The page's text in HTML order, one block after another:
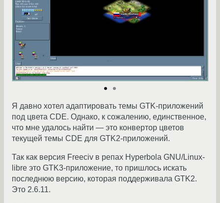
Я давно хотел адаптировать темы GTK-приложений
под цвета CDE. Однако, к сожалению, единственное,
что мне удалось найти — это конвертор цветов
текущей темы CDE для GTK2-приложений.
Так как версия Freeciv в репах Hyperbola GNU/Linux-
libre это GTK3-приложение, то пришлось искать
последнюю версию, которая поддерживала GTK2.
Это 2.6.11.